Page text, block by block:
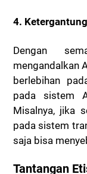
4.
Dengan
mengandalkan
berlebihan
pada sistem
Misalnya, jika
pada sistem
saja bisa
Tantangan